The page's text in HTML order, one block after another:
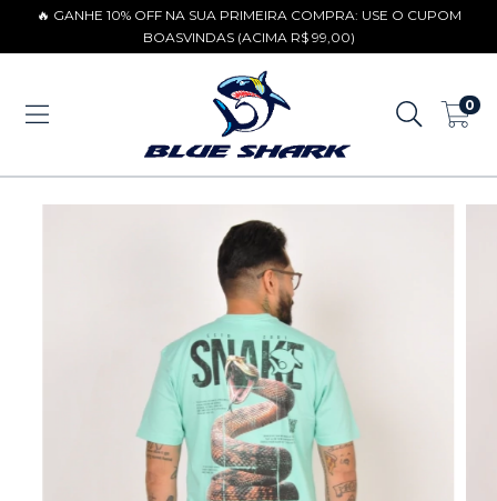
🔥 GANHE 10% OFF NA SUA PRIMEIRA COMPRA: USE O CUPOM
BOASVINDAS (ACIMA R$ 99,00)
0